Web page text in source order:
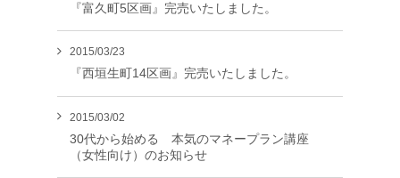
『富久町5区画』完売いたしました。
2015/03/23
『西垣生町14区画』完売いたしました。
2015/03/02
30代から始める 本気のマネープラン講座
（女性向け）のお知らせ